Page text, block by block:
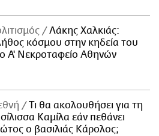
Λάκης Χαλκιάς:
κόσμου στην κηδεία του
Α' Νεκροταφείο Αθηνών
Τι θα ακολουθήσει για τη
Καμίλα εάν πεθάνει
ο βασιλιάς Κάρολος;